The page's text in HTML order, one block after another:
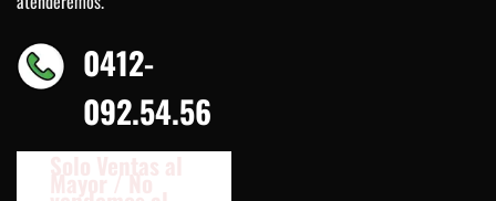
0412-
092.54.56